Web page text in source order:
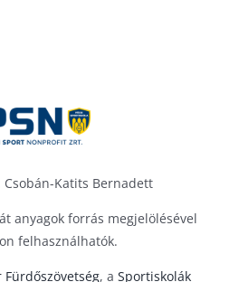
Csobán-Katits Bernadett
anyagok forrás megjelölésével
felhasználhatók.
Fürdőszövetség, a Sportiskolák